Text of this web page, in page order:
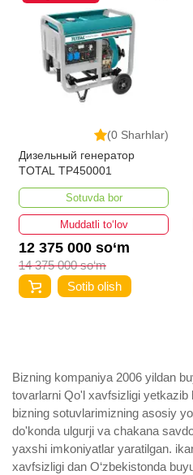
(0 Sharhlar)
Дизельный генератор
TOTAL TP450001
Sotuvda bor
Muddatli to‘lov
12 375 000 so‘m
14 375 000 so‘m
Sotib olish
Bizning kompaniya 2006 yildan
tovarlarni Qo'l xavfsizligi yetkazib
bizning sotuvlarimizning asosiy
do'konda ulgurji va chakana
yaxshi imkoniyatlar yaratilgan.
xavfsizligi dan O‘zbekistonda